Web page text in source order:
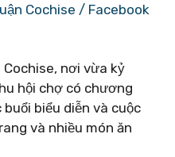
Cochise / Facebook
Cochise, nơi vừa kỷ
hội chợ có chương
biểu diễn và cuộc
và nhiều món ăn